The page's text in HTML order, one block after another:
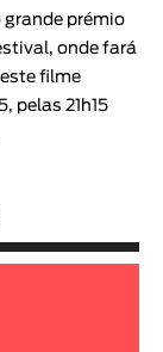
grande prémio
onde fará
filme
pelas 21h15